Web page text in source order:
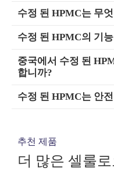
수정 된 HPMC는 무
수정 된 HPMC의 기
중국에서 수정 된
합니까?
수정 된 HPMC는 안
추천 제품
더 많은 셀룰